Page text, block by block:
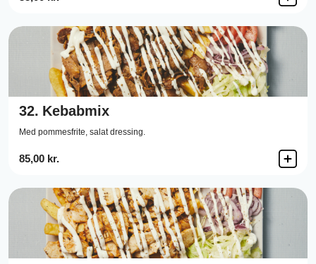
32. Kebabmix
Med pommesfrite, salat dressing.
85,00 kr.